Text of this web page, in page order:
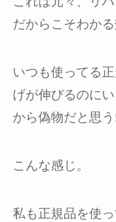
だからこそわかる
いつも使ってる
げが伸びるのに
から偽物だと思
こんな感じ。
私も正規品を使